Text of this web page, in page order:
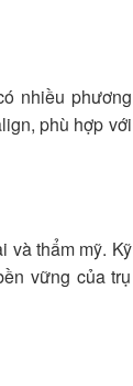
nhiều phương
phù hợp với
và thẩm mỹ. Kỹ
vững của trụ